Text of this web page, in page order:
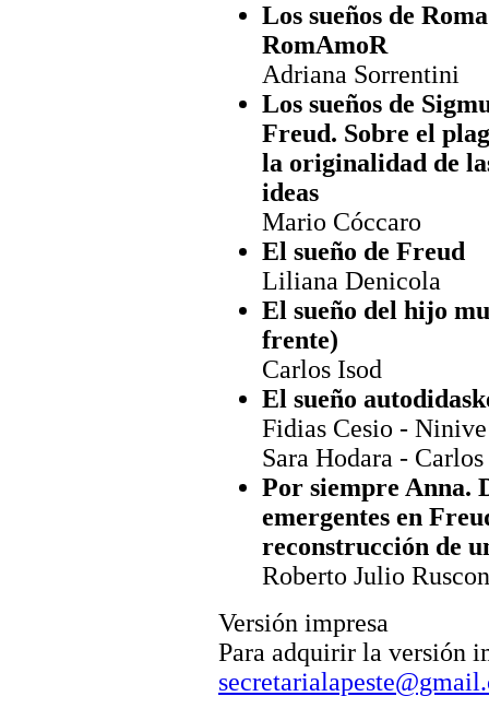
Los sueños de
RomAmoR
Adriana Sorrentini
Los sueños de
Freud. Sobre el
la originalidad de
ideas
Mario Cóccaro
El sueño de Freud
Liliana Denicola
El sueño del hijo
frente)
Carlos Isod
El sueño
Fidias Cesio -
Sara Hodara -
Por siempre Anna.
emergentes en
reconstrucción de
Roberto Julio
Versión impresa
Para adquirir la versión